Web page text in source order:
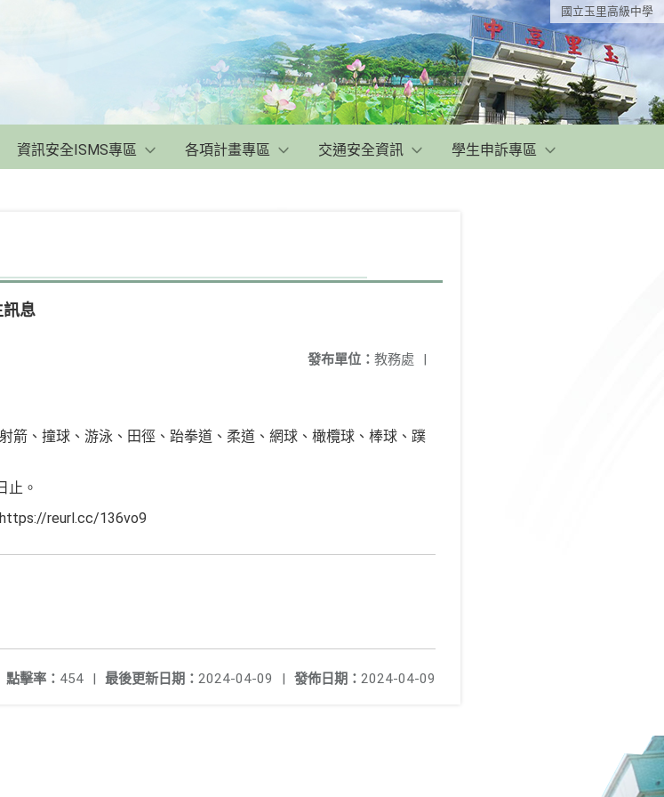
國立玉里高級中學
資訊安全ISMS專區 各項計畫專區 交通安全資訊 學生申訴專區
息
發布單位： 教務處 |
箭、撞球、游泳、田徑、跆拳道、柔道、網球、橄欖球、棒球、蹼
止。
reurl.cc/136vo9
發佈日期： 2024-04-09
最後更新日期： 2024-04-09 |
點擊率： 454 |